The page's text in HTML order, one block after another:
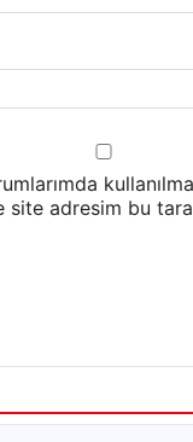
adresim bu